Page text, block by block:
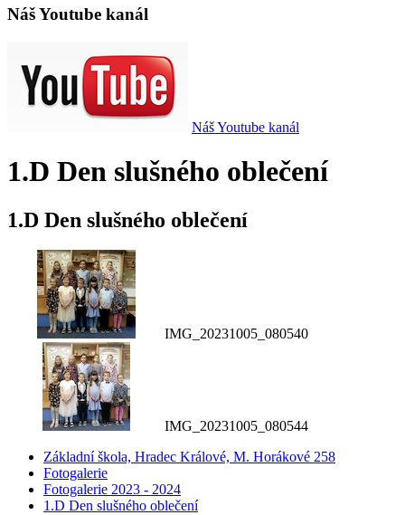
Náš Youtube kanál
Náš Youtube kanál
1.D Den slušného oblečení
1.D Den slušného oblečení
IMG_20231005_080540
IMG_20231005_080544
Základní škola, Hradec Králové, M. Horákové 258
Fotogalerie
Fotogalerie 2023 - 2024
1.D Den slušného oblečení